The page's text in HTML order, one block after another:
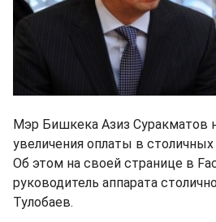
Мэр Бишкека Азиз Суракматов
увеличения оплаты в
Об этом на своей странице в
руководитель аппарата
Тулобаев.